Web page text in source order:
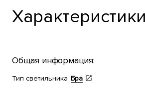
Общая информация:
Тип светильника Бра